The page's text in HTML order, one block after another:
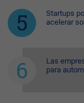
Startups
acelerar
Las
para